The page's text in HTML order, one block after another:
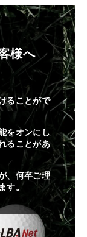
様へ
ることがで
をオンにし
ることがあ
、何卒ご理
す。